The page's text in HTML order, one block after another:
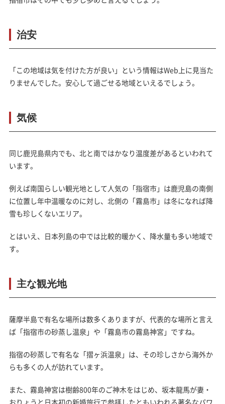
治安
「この地域は気を付けた方が良い」という情報はWeb上に見当た
りませんでした。安心して過ごせる地域といえるでしょう。
気候
同じ鹿児島県内でも、北と南ではかなり温度差があるといわれて
います。
例えば南国らしい観光地として人気の「指宿市」は鹿児島の南側
に位置し年中温暖なのに対し、北側の「霧島市」は冬になれば降
雪も珍しくないエリア。
とはいえ、日本列島の中では比較的暖かく、降水量も多い地域で
す。
主な観光地
薩摩半島で有名な場所は数多くありますが、代表的な場所と言え
ば「指宿市の砂蒸し温泉」や「霧島市の霧島神宮」ですね。
指宿の砂蒸しで有名な「摺ヶ浜温泉」は、その珍しさから海外か
らも多くの人が訪れています。
また、霧島神宮は樹齢800年のご神木をはじめ、坂本龍馬が妻・
おりょうと日本初の新婚旅行で参拝したともいわれる著名なパワ